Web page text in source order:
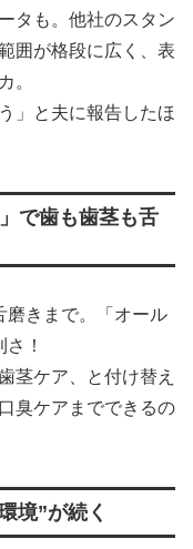
タも。他社のスタン
囲が格段に広く、表
。
」と夫に報告したほ
で歯も歯茎も舌
磨きまで。「オール
！
茎ケア、と付け替え
臭ケアまでできるの
境”が続く